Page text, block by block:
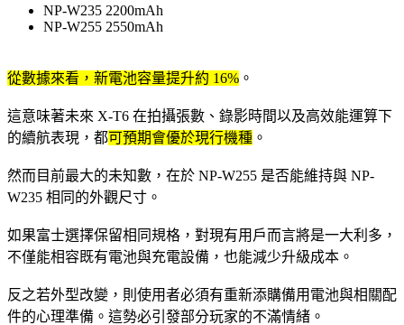
NP-W235 2200mAh
NP-W255 2550mAh
從數據來看，新電池容量提升約 16% 。
這意味著未來 X-T6 在拍攝張數、錄影時間以及高效能運算下
的續航表現，都可預期會優於現行機種 。
然而目前最大的未知數，在於 NP-W255 是否能維持與 NP-
W235 相同的外觀尺寸。
如果富士選擇保留相同規格，對現有用戶而言將是一大利多，
不僅能相容既有電池與充電設備，也能減少升級成本。
反之若外型改變，則使用者必須有重新添購備用電池與相關配
件的心理準備。這勢必引發部分玩家的不滿情緒。